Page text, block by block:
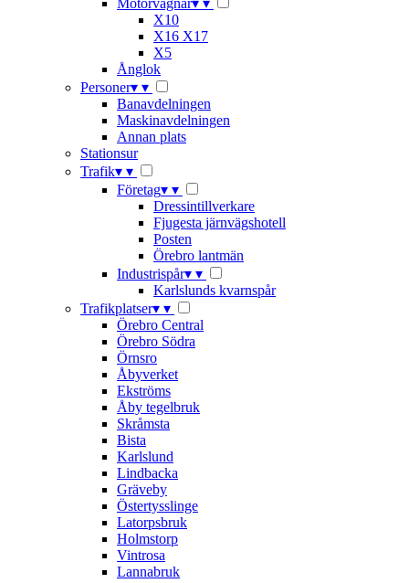
Motorvagnar▾ ▾
X10
X16 X17
X5
Ånglok
Personer▾ ▾
Banavdelningen
Maskinavdelningen
Annan plats
Stationsur
Trafik▾ ▾
Företag▾ ▾
Dressintillverkare
Fjugesta järnvägshotell
Posten
Örebro lantmän
Industrispår▾ ▾
Karlslunds kvarnspår
Trafikplatser▾ ▾
Örebro Central
Örebro Södra
Örnsro
Åbyverket
Ekströms
Åby tegelbruk
Skråmsta
Bista
Karlslund
Lindbacka
Gräveby
Östertysslinge
Latorpsbruk
Holmstorp
Vintrosa
Lannabruk